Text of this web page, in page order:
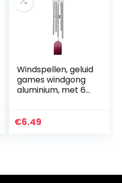
Windspellen, geluid
games windgong
aluminium, met 6
thuisdecoratie,
€6.49